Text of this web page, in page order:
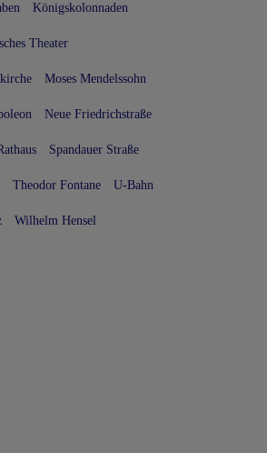
Königskolonnaden
Theater
Moses Mendelssohn
Neue Friedrichstraße
Spandauer Straße
Theodor Fontane U-Bahn
Wilhelm Hensel